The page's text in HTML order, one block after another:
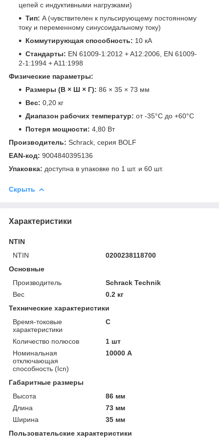
цепей с индуктивными нагрузками)
Тип: A (чувствителен к пульсирующему постоянному
току и переменному синусоидальному току)
Коммутирующая способность: 10 кА
Стандарты: EN 61009-1:2012 + A12:2006, EN 61009-
2-1:1994 + A11:1998
Физические параметры:
Размеры (В × Ш × Г): 86 × 35 × 73 мм
Вес: 0,20 кг
Диапазон рабочих температур: от -35°C до +60°C
Потеря мощности: 4,80 Вт
Производитель: Schrack, серия BOLF
EAN-код: 9004840395136
Упаковка: доступна в упаковке по 1 шт. и 60 шт.
Скрыть
Характеристики
NTIN
NTIN
0200238118700
Основные
Производитель
Schrack Technik
Вес
0.2 кг
Технические характеристики
Время-токовые
характеристики
C
Количество полюсов
1 шт
Номинальная
отключающая
способность (Icn)
10000 А
Габаритные размеры
Высота
86 мм
Длина
73 мм
Ширина
35 мм
Пользовательские характеристики